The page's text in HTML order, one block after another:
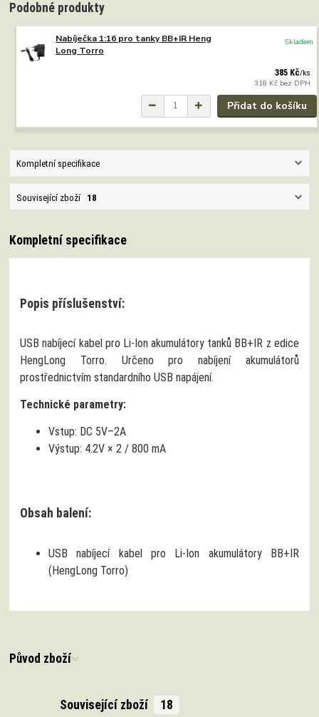
Podobné produkty
Nabíječka 1:16 pro tanky BB+IR Heng
Long Torro
385 Kč/ks
318 Kč bez DPH
Skladem
Přidat do košíku
Kompletní specifikace
Související zboží 18
Kompletní specifikace
Popis příslušenství:
USB nabíjecí kabel pro Li‑Ion akumulátory tanků BB+IR z edice
HengLong Torro. Určeno pro nabíjení akumulátorů
prostřednictvím standardního USB napájení.
Technické parametry:
Vstup: DC 5V–2A
Výstup: 4.2V × 2 / 800 mA
Obsah balení:
USB nabíjecí kabel pro Li‑Ion akumulátory BB+IR
(HengLong Torro)
Původ zboží
Související zboží 18